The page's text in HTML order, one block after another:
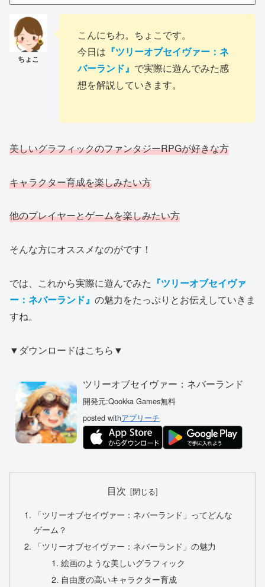
こんにちわ。ちょこです。
今日は 『ツリーオブセイヴァー：ネ
バーランド』 で実際に遊んでみた感
想を解説していきます。
美しいグラフィックのファンタジーRPGが好きな方
キャラクター育成を楽しみたい方
他のプレイヤーとゲームを楽しみたい方
そんな方にオススメなのがです！
では、これから実際に遊んでみた 『ツリーオブセイヴァ
ー：ネバーランド』 の魅力をたっぷりとお伝えしていきま
すね。
▼ダウンロードはこちら▼
ツリーオブセイヴァー：ネバーランド
開発元:Qookka Games無料
posted withアプリーチ
目次
「ツリーオブセイヴァー：ネバーランド」ってどんな
ゲーム？
「ツリーオブセイヴァー：ネバーランド」の魅力
絵画のような美しいグラフィック
自由度の高いキャラクター育成